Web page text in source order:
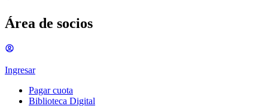
Área de socios
Ingresar
Pagar cuota
Biblioteca Digital